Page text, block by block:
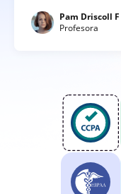
Pam Driscoll F
Profesora